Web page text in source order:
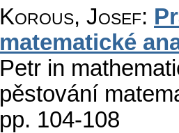
Korous, Josef:
matematické
Petr in
pěstování
pp. 104-108